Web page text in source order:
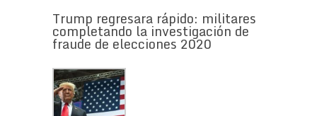
Trump regresara rápido: militares
completando la investigación de
fraude de elecciones 2020